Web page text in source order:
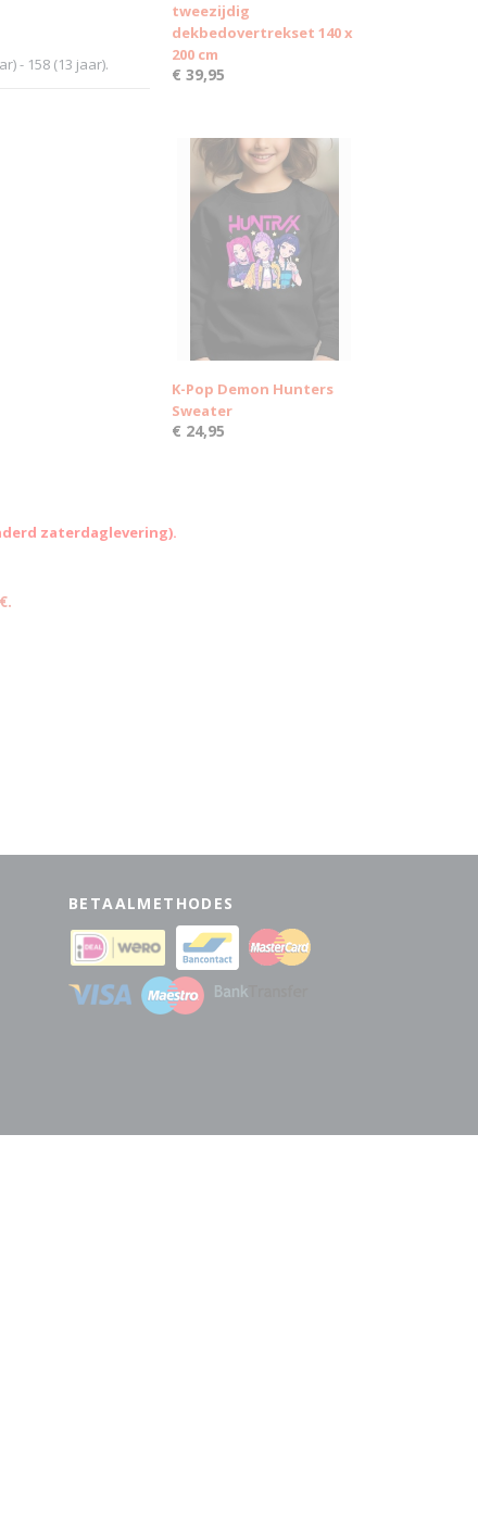
- 158 (13 jaar).
tweezijdig
dekbedovertrekset 140 x
200 cm
€ 39,95
K-Pop Demon Hunters
Sweater
€ 24,95
zaterdaglevering).
BETAALMETHODES